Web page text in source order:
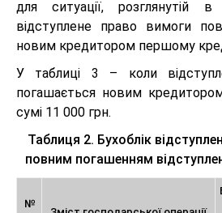
для ситуації, розглянутій
відступлене право вимоги
новим кредитором першому
У таблиці 3 – коли
погашається новим
сумі 11 000 грн.
Таблиця 2. Бухоблік
повним погашенням
№